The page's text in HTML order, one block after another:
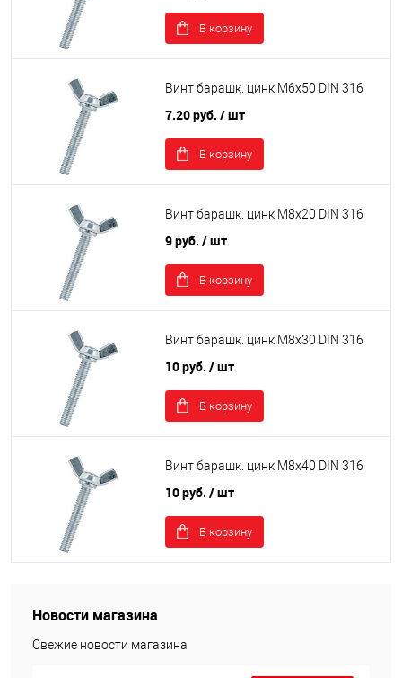
В корзину
Винт барашк. цинк М6х50 DIN 316
7.20 руб. / шт
В корзину
Винт барашк. цинк М8х20 DIN 316
9 руб. / шт
В корзину
Винт барашк. цинк М8х30 DIN 316
10 руб. / шт
В корзину
Винт барашк. цинк М8х40 DIN 316
10 руб. / шт
В корзину
Новости магазина
Свежие новости магазина